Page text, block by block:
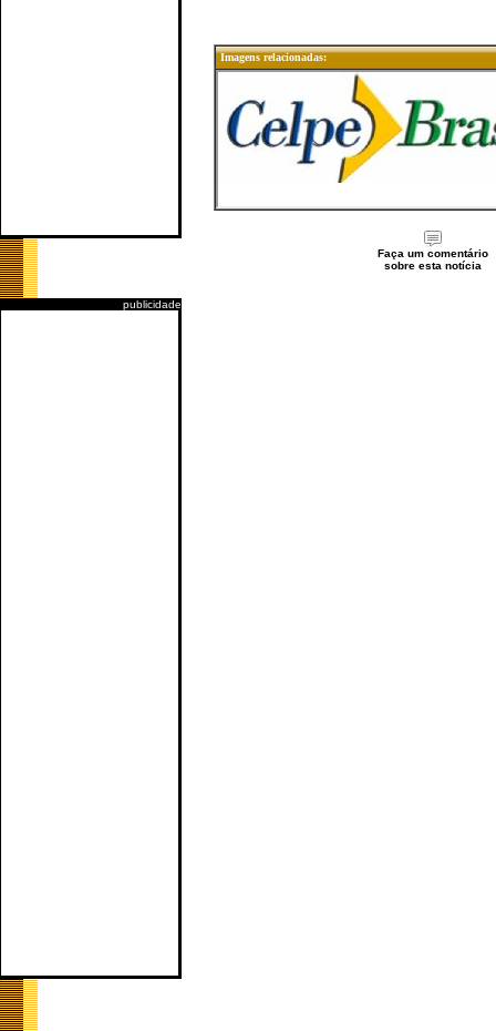
publicidade
Imagens relacionadas:
Faça um comentário
sobre esta notícia